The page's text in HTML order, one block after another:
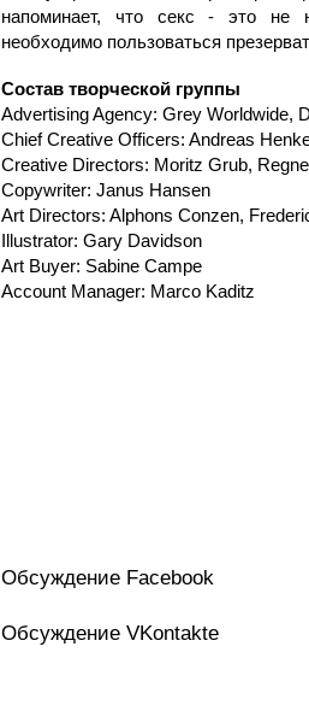
напоминает, что секс - это не
необходимо пользоваться
Состав творческой группы
Advertising Agency: Grey Worldwide,
Chief Creative Officers: Andreas
Creative Directors: Moritz Grub,
Copywriter: Janus Hansen
Art Directors: Alphons Conzen,
Illustrator: Gary Davidson
Art Buyer: Sabine Campe
Account Manager: Marco Kaditz
Обсуждение Facebook
Обсуждение VKontakte